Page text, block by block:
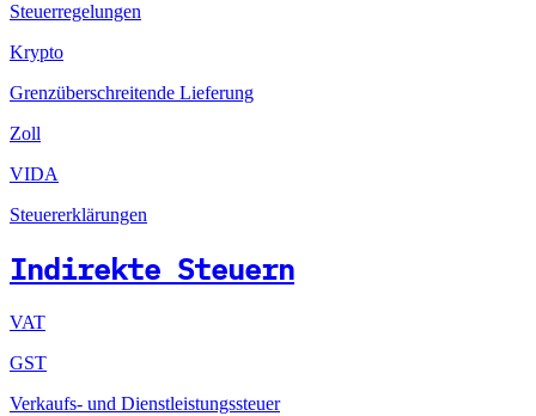
Steuerregelungen
Krypto
Grenzüberschreitende Lieferung
Zoll
VIDA
Steuererklärungen
Indirekte Steuern
VAT
GST
Verkaufs- und Dienstleistungssteuer